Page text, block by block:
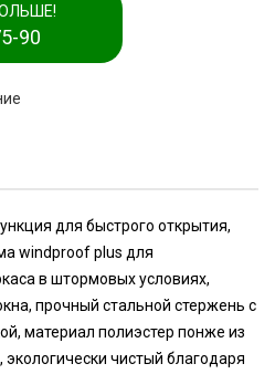
90
для быстрого открытия,
windproof plus для
в штормовых условиях,
прочный стальной стержень с
материал полиэстер понже из
чистый благодаря